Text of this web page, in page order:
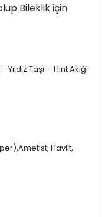
Bileklik için
Taşı - Hint Akiği
Havlit,